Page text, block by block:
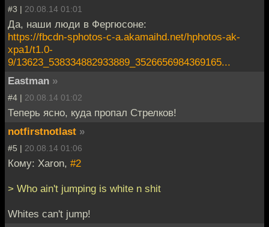
#3 | 20.08.14 01:01
Да, наши люди в Фергюсоне:
https://fbcdn-sphotos-c-a.akamaihd.net/hphotos-ak-
xpa1/t1.0-
9/13623_538334882933889_3526656984369165...
Eastman »
#4 | 20.08.14 01:02
Теперь ясно, куда пропал Стрелков!
notfirstnotlast »
#5 | 20.08.14 01:06
Кому: Xaron, #2
> Who ain't jumping is white n shit
Whites can't jump!